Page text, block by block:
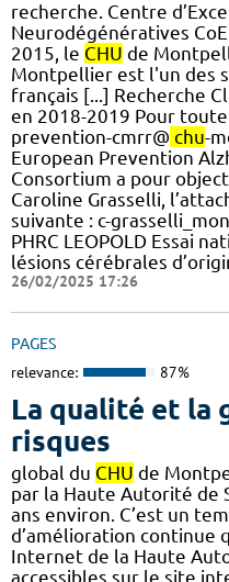
recherche. Centre
Neurodégénératives
2015, le CHU de
Montpellier est l'un des
français [...] Recherche
en 2018-2019 Pour
prevention-cmrr@ chu-
European Prevention
Consortium a pour
Caroline Grasselli,
suivante : c-
PHRC LEOPOLD Essai
lésions cérébrales
26/02/2025 17:26
PAGES
relevance: 87%
La qualité et la
risques
global du CHU de
par la Haute Autorité de
ans environ. C’est un
d’amélioration continue
Internet de la Haute
accessibles sur le site